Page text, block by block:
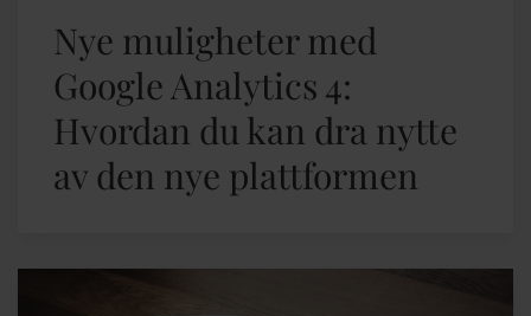
Nye muligheter med
Google Analytics 4:
Hvordan du kan dra nytte
av den nye plattformen